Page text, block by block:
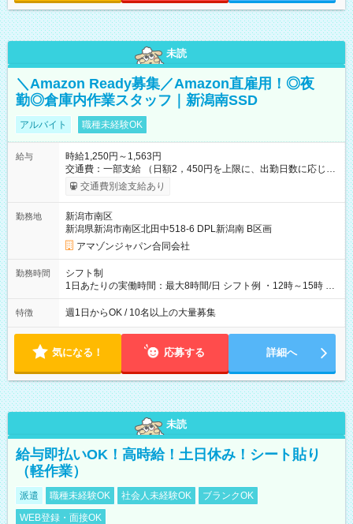
未読
＼Amazon Ready募集／Amazon直雇用！◎夜
勤◎倉庫内作業スタッフ｜新潟南SSD
アルバイト 職種未経験OK
給与
時給1,250円～1,563円
交通費：一部支給 （日額2，450円を上限に、出勤日数に応じて
実費支給） ※22:00～翌5:00までは時給25%UP！ ■給与前払い
制度あり ※前払い額の上限あり、手数料無料（Amazon負担）
交通費別途支給あり
勤務地
新潟市南区
新潟県新潟市南区北田中518-6 DPL新潟南 B区画
アマゾンジャパン合同会社
勤務時間
シフト制
1日あたりの実働時間：最大8時間/日 シフト例 ・12時～15時 入
社後、就業可能シフトをご確認の上、申請してください。
特徴 週1日からOK / 10名以上の大量募集
気になる！ 応募する 詳細へ
未読
給与即払いOK！高時給！土日休み！シート貼り
（軽作業）
派遣 職種未経験OK 社会人未経験OK
ブランクOK
WEB登録・面接OK